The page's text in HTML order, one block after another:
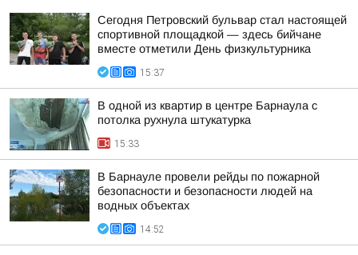
Сегодня Петровский бульвар стал настоящей
спортивной площадкой — здесь бийчане
вместе отметили День физкультурника
15:37
В одной из квартир в центре Барнаула с
потолка рухнула штукатурка
15:33
В Барнауле провели рейды по пожарной
безопасности и безопасности людей на
водных объектах
14:52